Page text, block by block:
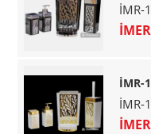
İMR-
İMR-
İMR-